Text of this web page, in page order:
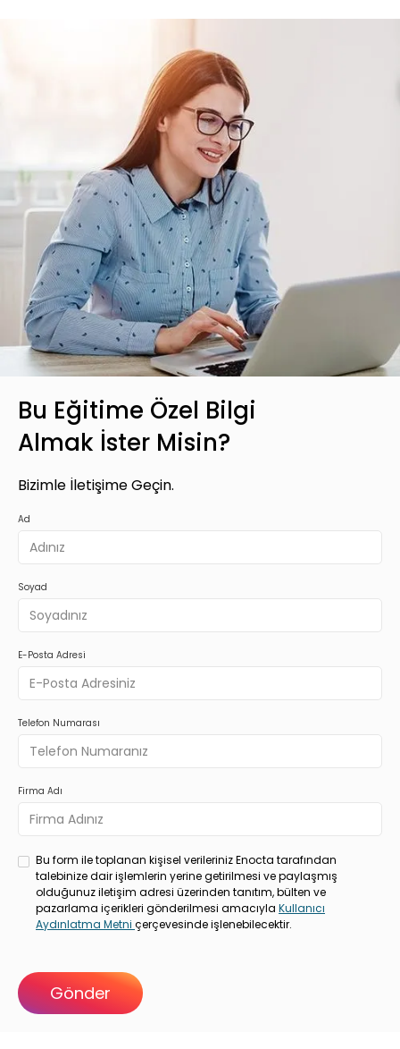
Bu Eğitime Özel Bilgi
Almak İster Misin?
Bizimle İletişime Geçin.
Ad
Soyad
E-Posta Adresi
Telefon Numarası
Firma Adı
Bu form ile toplanan kişisel verileriniz Enocta tarafından
talebinize dair işlemlerin yerine getirilmesi ve paylaşmış
olduğunuz iletişim adresi üzerinden tanıtım, bülten ve
pazarlama içerikleri gönderilmesi amacıyla Kullanıcı
Aydınlatma Metni çerçevesinde işlenebilecektir.